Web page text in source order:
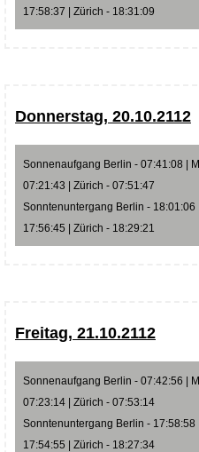
17:58:37 | Zürich - 18:31:09
Donnerstag, 20.10.2112
Sonnenaufgang Berlin - 07:41:08 |
07:21:43 | Zürich - 07:51:47
Sonntenuntergang Berlin -
17:56:45 | Zürich - 18:29:21
Freitag, 21.10.2112
Sonnenaufgang Berlin - 07:42:56 |
07:23:14 | Zürich - 07:53:14
Sonntenuntergang Berlin - 17:58:58
17:54:55 | Zürich - 18:27:34